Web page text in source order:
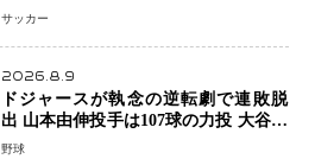
サッカー
2026.8.9
ドジャースが執念の逆転劇で連敗脱
出 山本由伸投手は107球の力投 大谷翔
平選手が延長10回に勝利を呼び込む一
野球